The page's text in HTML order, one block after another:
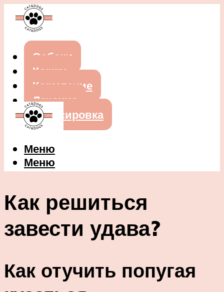
Собаки
Кошки
Кормление
Лечение
Дрессировка
Меню
Меню
Как решиться
завести удава?
Как отучить попугая